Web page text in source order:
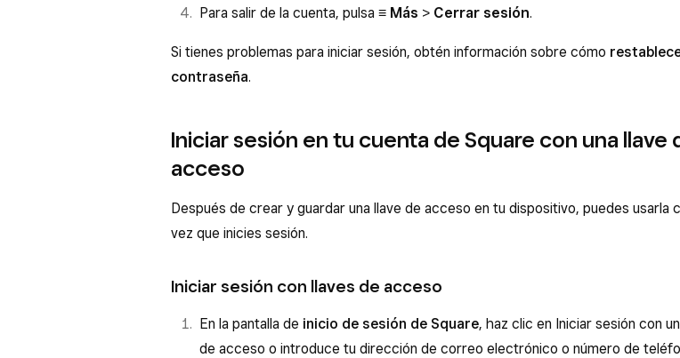
Para salir de la cuenta, pulsa ≡ Más > Cerrar sesión.
Si tienes problemas para iniciar sesión, obtén información sobre cómo
contraseña.
Iniciar sesión en tu cuenta de Square con una llave
acceso
Después de crear y guardar una llave de acceso en tu dispositivo, puedes usarla
vez que inicies sesión.
Iniciar sesión con llaves de acceso
En la pantalla de inicio de sesión de Square, haz clic en Iniciar sesión con
de acceso o introduce tu dirección de correo electrónico o número de